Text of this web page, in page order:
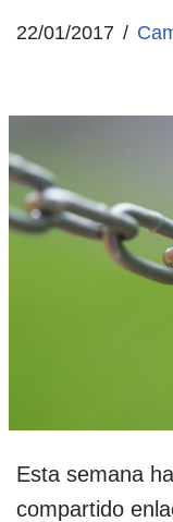
22/01/2017
Esta semana
compartido